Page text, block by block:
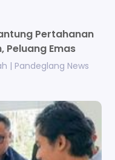
Pertahanan
Peluang Emas
| Pandeglang News